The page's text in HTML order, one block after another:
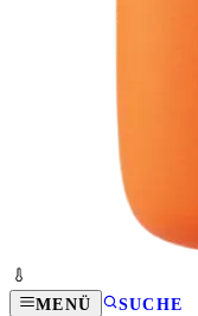
MENÜ SUCHE